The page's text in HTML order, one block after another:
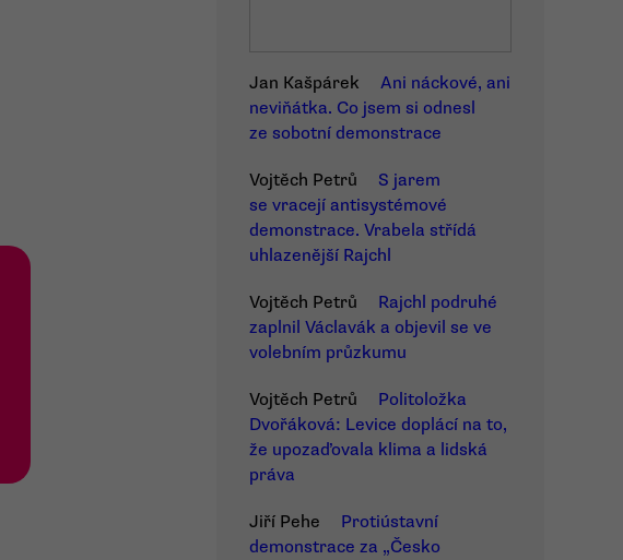
Jan Kašpárek
Ani náckové, ani
neviňátka. Co jsem si odnesl
ze sobotní demonstrace
Vojtěch Petrů
S jarem
se vracejí antisystémové
demonstrace. Vrabela střídá
uhlazenější Rajchl
Vojtěch Petrů
Rajchl podruhé
zaplnil Václavák a objevil se ve
volebním průzkumu
Vojtěch Petrů
Politoložka
Dvořáková: Levice doplácí na to,
že upozaďovala klima a lidská
práva
Jiří Pehe
Protiústavní
demonstrace za „Česko